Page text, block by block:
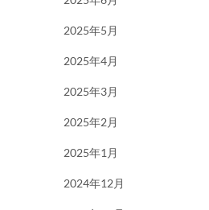
2025年5月
2025年4月
2025年3月
2025年2月
2025年1月
2024年12月